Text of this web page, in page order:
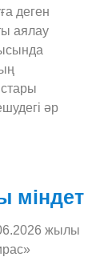
деген
аялау
әр
міндет
жылы